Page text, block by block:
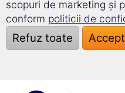
Obține cu
34,3% mai
tehnologiei
scopuri de marketing și
conform politicii de
Refuz toate